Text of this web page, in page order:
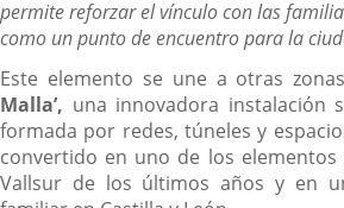
permite reforzar el vínculo con las
como un punto de encuentro para la
Este elemento se une a otras
Malla’, una innovadora instalación
formada por redes, túneles y
convertido en uno de los elementos
Vallsur de los últimos años y en